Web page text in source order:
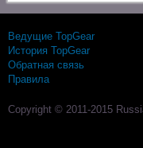
Ведущие TopGear
История TopGear
Обратная связь
Правила
Copyright © 2011-2015